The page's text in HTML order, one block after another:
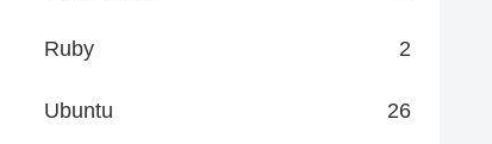
Ruby 2
Ubuntu 26